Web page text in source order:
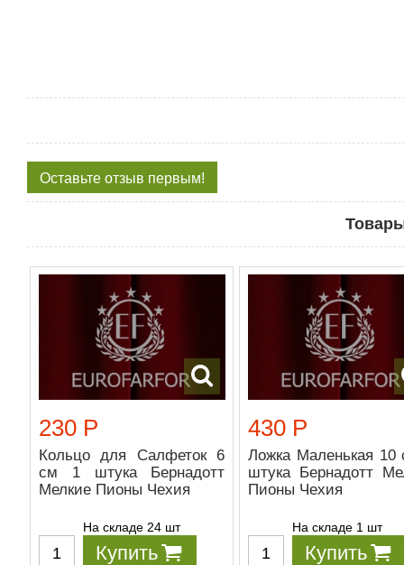
Оставьте отзыв первым!
230 Р
Кольцо для Салфеток 6
см 1 штука Бернадотт
Мелкие Пионы Чехия
На складе 24 шт
Купить
430 Р
Ложка Маленькая 10
штука Бернадотт
Пионы Чехия
На складе 1 шт
Купить